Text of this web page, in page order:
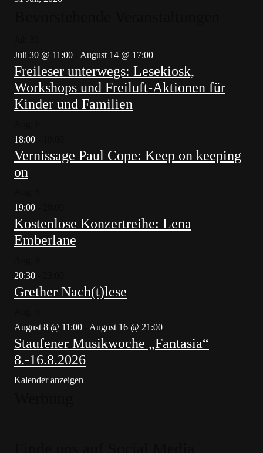
Juli 30 @ 11:00
August 14 @ 17:00
Freileser unterwegs: Lesekiosk,
Workshops und Freiluft-Aktionen für
Kinder und Familien
18:00
Vernissage Paul Cope: Keep on keeping
on
19:00
Kostenlose Konzertreihe: Lena
Emberlane
20:30
Grether Nach(t)lese
August 8 @ 11:00
August 16 @ 21:00
Staufener Musikwoche „Fantasia“
8.-16.8.2026
Kalender anzeigen